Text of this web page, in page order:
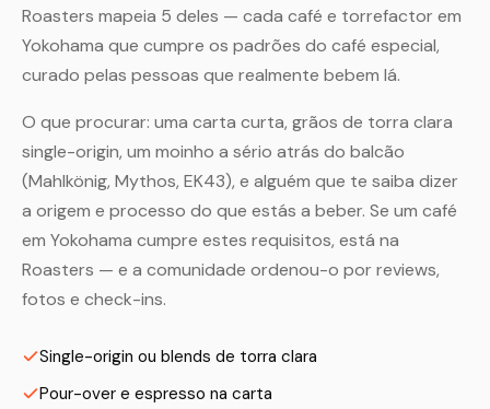
Roasters mapeia 5 deles — cada café e torrefactor em
Yokohama que cumpre os padrões do café especial,
curado pelas pessoas que realmente bebem lá.
O que procurar: uma carta curta, grãos de torra clara
single-origin, um moinho a sério atrás do balcão
(Mahlkönig, Mythos, EK43), e alguém que te saiba dizer
a origem e processo do que estás a beber. Se um café
em Yokohama cumpre estes requisitos, está na
Roasters — e a comunidade ordenou-o por reviews,
fotos e check-ins.
Single-origin ou blends de torra clara
Pour-over e espresso na carta